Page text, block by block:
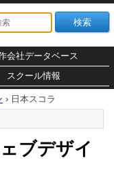
会社データベース
スクール情報
› 日本スコラ
ブデザイ